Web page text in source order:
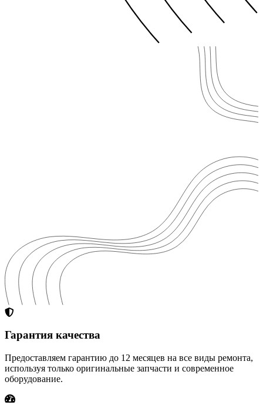
Гарантия качества
Предоставляем гарантию до 12 месяцев на все виды ремонта,
используя только оригинальные запчасти и современное
оборудование.